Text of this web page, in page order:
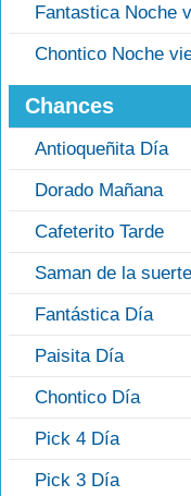
Fantastica Noche
Chontico Noche
Chances
Antioqueñita Día
Dorado Mañana
Cafeterito Tarde
Saman de la suerte
Fantástica Día
Paisita Día
Chontico Día
Pick 4 Día
Pick 3 Día